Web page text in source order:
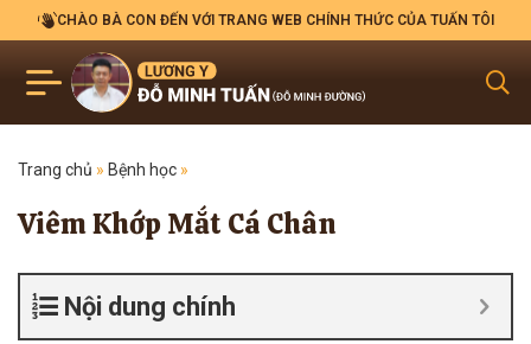
CHÀO BÀ CON ĐẾN VỚI TRANG WEB CHÍNH THỨC CỦA TUẤN TÔI
Trang chủ » Bệnh học »
Viêm Khớp Mắt Cá Chân
Nội dung chính